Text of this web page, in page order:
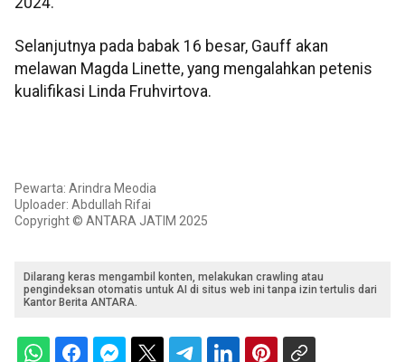
Selanjutnya pada babak 16 besar, Gauff akan
melawan Magda Linette, yang mengalahkan petenis
kualifikasi Linda Fruhvirtova.
Pewarta: Arindra Meodia
Uploader: Abdullah Rifai
Copyright © ANTARA JATIM 2025
Dilarang keras mengambil konten, melakukan crawling atau
pengindeksan otomatis untuk AI di situs web ini tanpa izin tertulis dari
Kantor Berita ANTARA.